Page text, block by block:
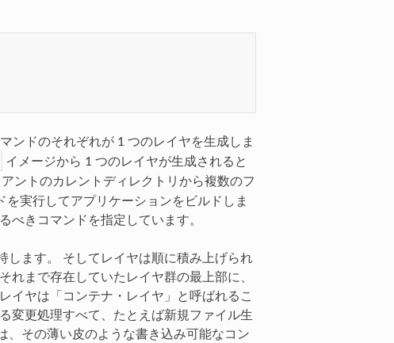
ンドのそれぞれが 1 つのレイヤを生成しま
イメージから 1 つのレイヤが生成されると
ントのカレントディレクトリから複数のフ
を実行してアプリケーションをビルドしま
べきコマンドを指定しています。
します。 そしてレイヤは順に積み上げられ
れまで存在していたレイヤ群の最上部に、
イヤは「コンテナ・レイヤ」と呼ばれるこ
変更処理すべて、たとえば新規ファイル生
、その薄い皮のような書き込み可能なコン